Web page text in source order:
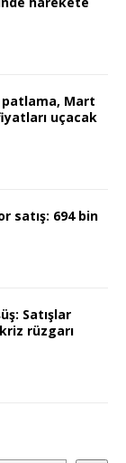
patlama, Mart
uçacak
satış: 694 bin
Satışlar
rüzgarı